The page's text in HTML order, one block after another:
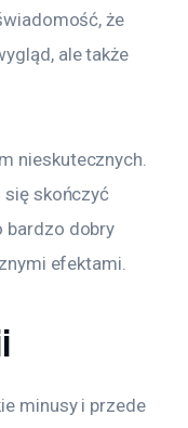
że
ale także
nieskutecznych.
się skończyć
bardzo dobry
efektami.
minusy i przede